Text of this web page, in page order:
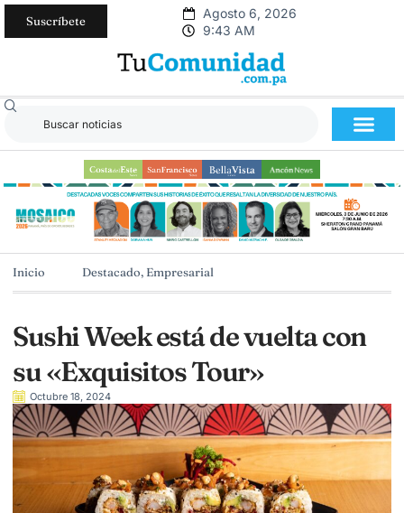
Suscríbete
Agosto 6, 2026
9:43 AM
Inicio Destacado, Empresarial
Sushi Week está de vuelta con
su «Exquisitos Tour»
Octubre 18, 2024